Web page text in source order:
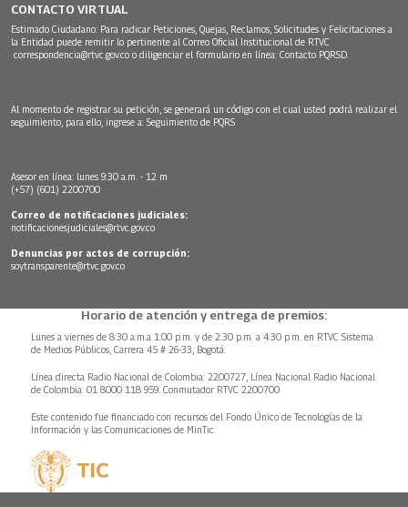
CONTACTO VIRTUAL
Estimado Ciudadano: Para radicar Peticiones, Quejas, Reclamos, Solicitudes y Felicitaciones a
la Entidad puede remitir lo pertinente al Correo Oficial Institucional de RTVC
correspondencia@rtvc.gov.co o diligenciar el formulario en línea: Contacto PQRSD.
Al momento de registrar su petición, se generará un código con el cual usted podrá realizar el
seguimiento, para ello, ingrese a: Seguimiento de PQRS
Asesor en línea: lunes 9:30 a.m. - 12 m
(+57) (601) 2200700
Correo de notificaciones judiciales:
notificacionesjudiciales@rtvc.gov.co
Denuncias por actos de corrupción:
soytransparente@rtvc.gov.co
Horario de atención y entrega de premios:
Lunes a viernes de 8:30 a.m.a 1:00 p.m. y de 2:30 p.m. a 4:30 p.m. en RTVC Sistema
de Medios Públicos, Carrera 45 # 26-33, Bogotá.
Línea directa Radio Nacional de Colombia: 2200727, Línea Nacional Radio Nacional
de Colombia: 01 8000 118 959. Conmutador RTVC 2200700
Este contenido fue financiado con recursos del Fondo Único de Tecnologías de la
Información y las Comunicaciones de MinTic.